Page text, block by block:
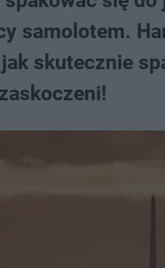
samolotem.
skutecznie